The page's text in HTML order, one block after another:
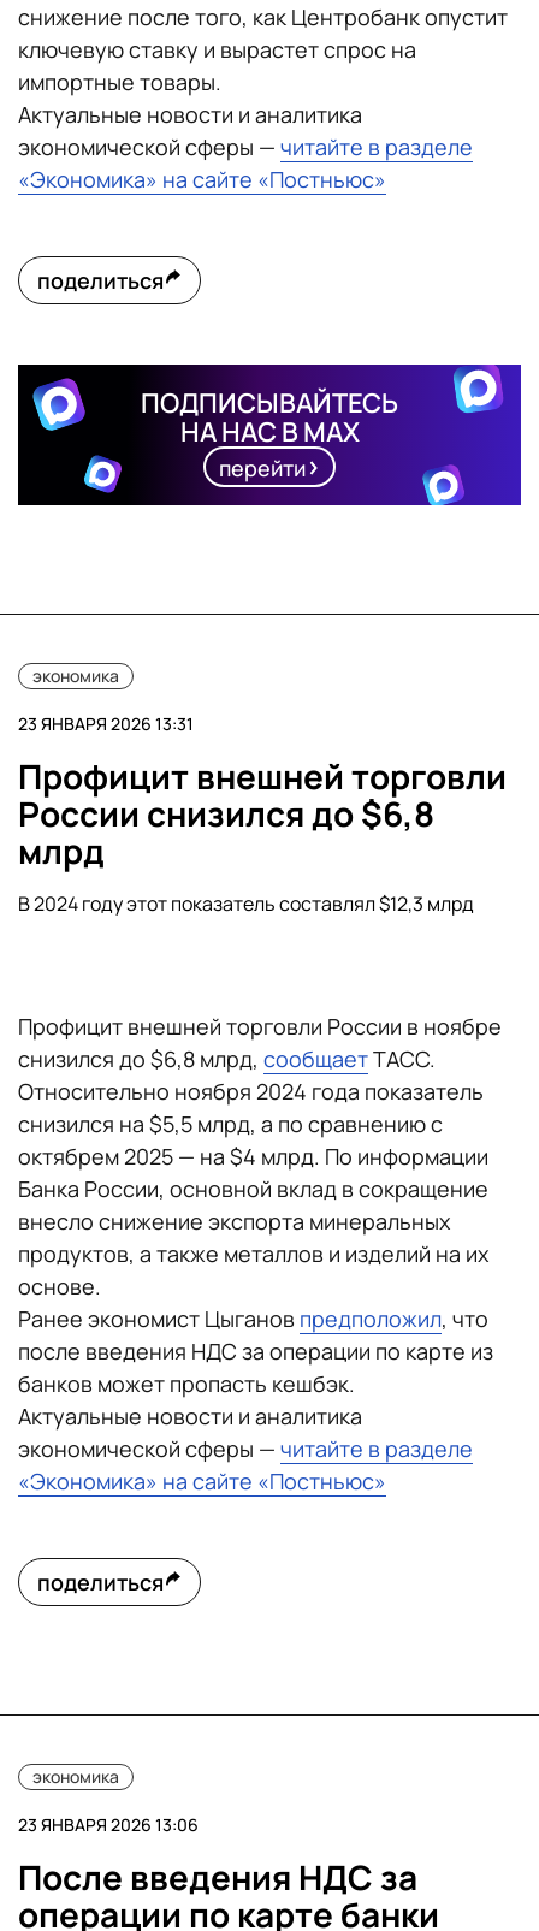
снижение после того, как Центробанк опустит
ключевую ставку и вырастет спрос на
импортные товары.
Актуальные новости и аналитика
экономической сферы — читайте в разделе
«Экономика» на сайте «Постньюс»
поделиться
ПОДПИСЫВАЙТЕСЬ
НА НАС В MAX
перейти
экономика
23 ЯНВАРЯ 2026 13:31
Профицит внешней торговли
России снизился до $6,8
млрд
В 2024 году этот показатель составлял $12,3 млрд
Профицит внешней торговли России в ноябре
снизился до $6,8 млрд, сообщаетТАСС.
Относительно ноября 2024 года показатель
снизился на $5,5 млрд, а по сравнению с
октябрем 2025 — на $4 млрд. По информации
Банка России, основной вклад в сокращение
внесло снижение экспорта минеральных
продуктов, а также металлов и изделий на их
основе.
Ранее экономист Цыганов предположил, что
после введения НДС за операции по карте из
банков может пропасть кешбэк.
Актуальные новости и аналитика
экономической сферы — читайте в разделе
«Экономика» на сайте «Постньюс»
поделиться
экономика
23 ЯНВАРЯ 2026 13:06
После введения НДС за
операции по карте банки